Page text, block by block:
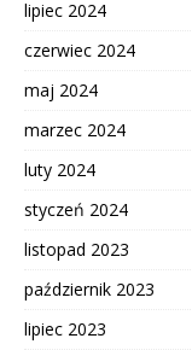
lipiec 2024
czerwiec 2024
maj 2024
marzec 2024
luty 2024
styczeń 2024
listopad 2023
październik 2023
lipiec 2023